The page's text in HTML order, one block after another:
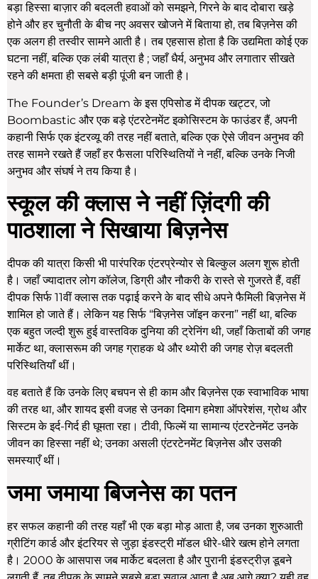
बड़ा हिस्सा बाज़ार की बदलती हवाओं को समझने, गिरने के बाद दोबारा खड़े
होने और हर चुनौती के बीच नए अवसर खोजने में बिताया हो, तब बिज़नेस की
एक अलग ही तस्वीर सामने आती है। तब एहसास होता है कि उद्यमिता कोई एक
घटना नहीं, बल्कि एक लंबी यात्रा है ; जहाँ धैर्य, अनुभव और लगातार सीखते
रहने की क्षमता ही सबसे बड़ी पूंजी बन जाती है।
The Founder’s Dream के इस एपिसोड में दीपक खट्टर, जो
Boombastic और एक बड़े एंटरटेनमेंट इकोसिस्टम के फाउंडर हैं, अपनी
कहानी सिर्फ एक इंटरव्यू की तरह नहीं बताते, बल्कि एक ऐसे जीवन अनुभव की
तरह सामने रखते हैं जहाँ हर फैसला परिस्थितियों ने नहीं, बल्कि उनके निजी
अनुभव और संघर्ष ने तय किया है।
स्कूल की क्लास ने नहीं ज़िंदगी की
पाठशाला ने सिखाया बिज़नेस
दीपक की यात्रा किसी भी पारंपरिक एंटरप्रेन्योर से बिल्कुल अलग शुरू होती
है। जहाँ ज्यादातर लोग कॉलेज, डिग्री और नौकरी के रास्ते से गुजरते हैं, वहीं
दीपक सिर्फ 11वीं क्लास तक पढ़ाई करने के बाद सीधे अपने फैमिली बिज़नेस में
शामिल हो जाते हैं। लेकिन यह सिर्फ “बिज़नेस जॉइन करना” नहीं था, बल्कि
एक बहुत जल्दी शुरू हुई वास्तविक दुनिया की ट्रेनिंग थी, जहाँ किताबों की जगह
मार्केट था, क्लासरूम की जगह ग्राहक थे और थ्योरी की जगह रोज़ बदलती
परिस्थितियाँ थीं।
वह बताते हैं कि उनके लिए बचपन से ही काम और बिज़नेस एक स्वाभाविक भाषा
की तरह था, और शायद इसी वजह से उनका दिमाग हमेशा ऑपरेशंस, ग्रोथ और
सिस्टम के इर्द-गिर्द ही घूमता रहा। टीवी, फिल्में या सामान्य एंटरटेनमेंट उनके
जीवन का हिस्सा नहीं थे; उनका असली एंटरटेनमेंट बिज़नेस और उसकी
समस्याएँ थीं।
जमा जमाया बिजनेस का पतन
हर सफल कहानी की तरह यहाँ भी एक बड़ा मोड़ आता है, जब उनका शुरुआती
ग्रीटिंग कार्ड और इंटरियर से जुड़ा इंडस्ट्री मॉडल धीरे-धीरे खत्म होने लगता
है। 2000 के आसपास जब मार्केट बदलता है और पुरानी इंडस्ट्रीज़ डूबने